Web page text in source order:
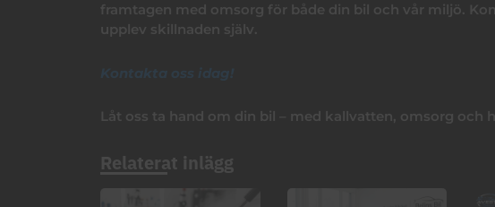
framtagen med omsorg för både din bil och vår miljö.
upplev skillnaden själv.
Kontakta oss idag!
Låt oss ta hand om din bil – med kallvatten, omsorg och
Relaterat inlägg